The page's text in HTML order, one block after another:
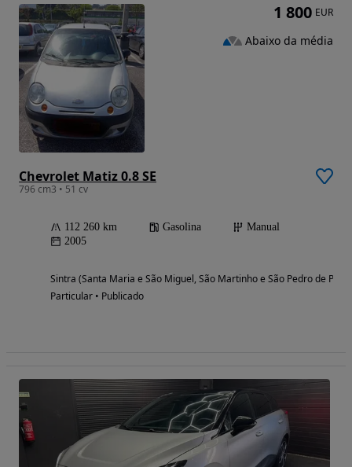
Chevrolet Matiz 0.8 SE
796 cm3 • 51 cv
112 260 km Gasolina
Manual
2005
Sintra (Santa Maria e São Miguel, São Martinho e São Pedro de
Particular • Publicado
1 800 EUR
Abaixo da média